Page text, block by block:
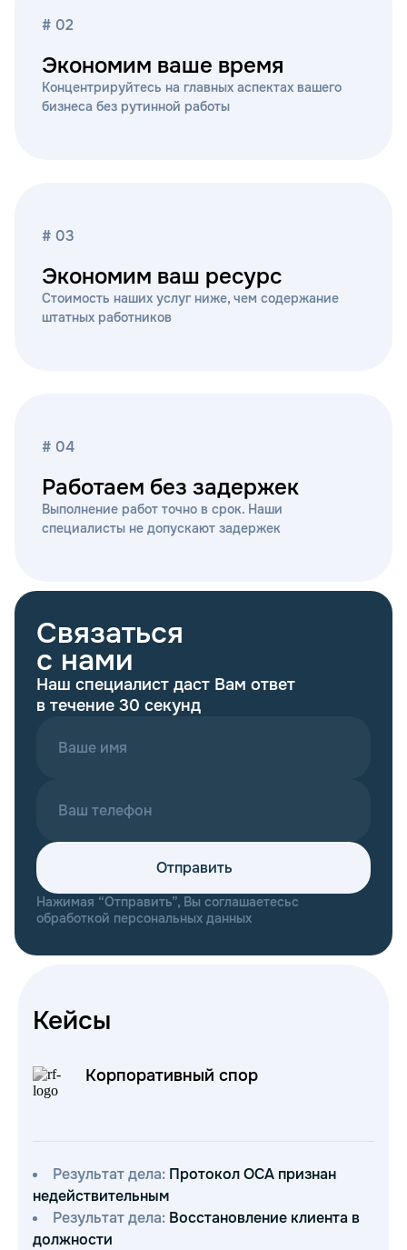
# 02
Экономим ваше время
Концентрируйтесь на главных аспектах вашего
бизнеса без рутинной работы
# 03
Экономим ваш ресурс
Стоимость наших услуг ниже, чем содержание
штатных работников
# 04
Работаем без задержек
Выполнение работ точно в срок. Наши
специалисты не допускают задержек
Связаться
с нами
Наш специалист даст Вам ответ
в течение 30 секунд
Отправить
Нажимая “Отправить”, Вы соглашаетесьс
обработкой персональных данных
Кейсы
Корпоративный спор
Результат дела: Протокол ОСА признан
недействительным
Результат дела: Восстановление клиента в
должности